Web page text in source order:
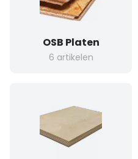
OSB Platen
6 artikelen